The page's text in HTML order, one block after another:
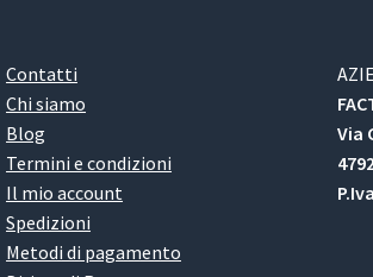
Contatti
Chi siamo
Blog
Termini e condizioni
Il mio account
Spedizioni
Metodi di pagamento
Via